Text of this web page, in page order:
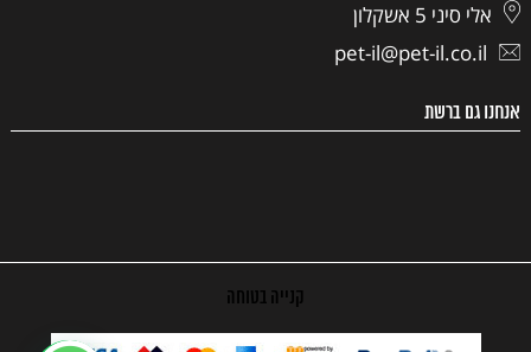
אלי סיני 5 אשקלון
pet-il@pet-il.co.il
אנחנו גם ברשת
קנייה בטוחה